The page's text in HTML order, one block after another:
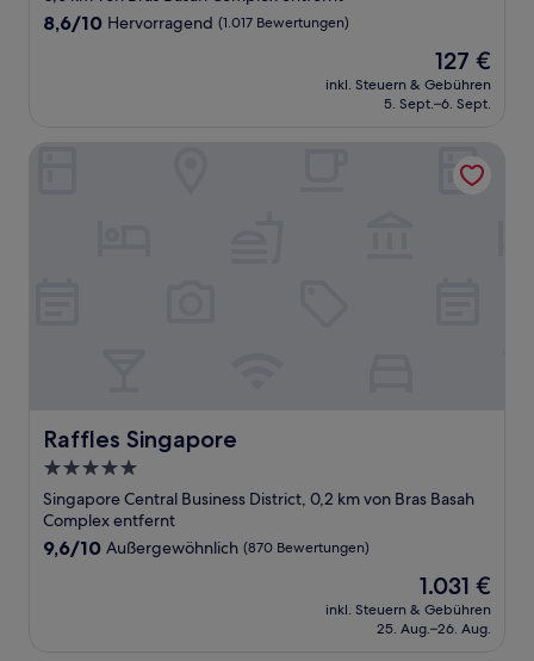
Unterkunft
8.6
8,6/10 Hervorragend (1.017 Bewertungen)
Der
Preis
beträgt
127 €
inkl. Steuern & Gebühren
5. Sept.–6. Sept.
Raffles Singapore
Raffles Singapore
5.0-
Sterne-
Unterkunft
Singapore Central Business District, 0,2 km von Bras Basah
Complex entfernt
9.6
9,6/10 Außergewöhnlich (870 Bewertungen)
Der
Preis
beträgt
1.031 €
inkl. Steuern & Gebühren
25. Aug.–26. Aug.